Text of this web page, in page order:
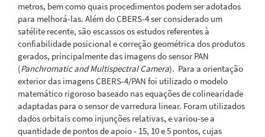
metros, bem como quais procedimentos podem ser adotados
para melhorá-las. Além do CBERS-4 ser considerado um
satélite recente, são escassos os estudos referentes à
confiabilidade posicional e correção geométrica dos produtos
gerados, principalmente das imagens do sensor PAN
(Panchromatic and Multispectral Camera). Para a orientação
exterior das imagens CBERS-4/PAN foi utilizado o modelo
matemático rigoroso baseado nas equações de colinearidade
adaptadas para o sensor de varredura linear. Foram utilizados
dados orbitais como injunções relativas, e variou-se a
quantidade de pontos de apoio - 15, 10 e 5 pontos, cujas